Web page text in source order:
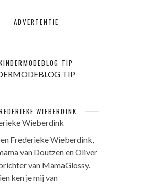
ADVERTENTIE
TIP
WIEBERDINK
Frederieke Wieberdink,
van Doutzen en Oliver
van MamaGlossy.
ken je mij van